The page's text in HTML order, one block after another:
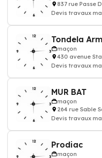
837 rue Passe
Devis travaux
Tondela
maçon
430 avenue
Devis travaux
MUR BAT
maçon
264 rue Sable
Devis travaux
Prodiac
maçon